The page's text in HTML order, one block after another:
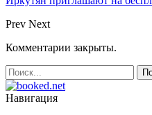
Prev Next
Комментарии закрыты.
Навигация